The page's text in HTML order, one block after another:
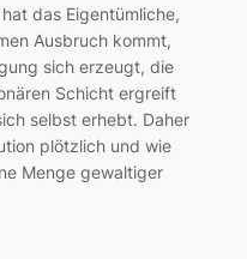
das Eigentümliche,
Ausbruch kommt,
sich erzeugt, die
Schicht ergreift
selbst erhebt. Daher
plötzlich und wie
Menge gewaltiger